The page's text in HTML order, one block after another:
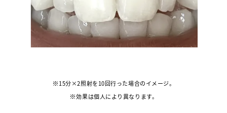
15分×2照射を10回行った場合のイメージ。
効果は個人により異なります。